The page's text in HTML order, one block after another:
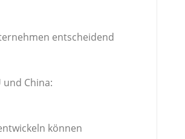
entscheidend
China:
können